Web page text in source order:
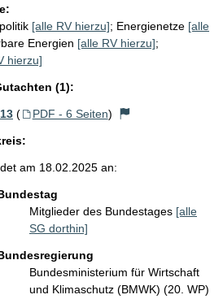
[alle RV hierzu]; Energienetze [alle
Energien [alle RV hierzu];
hierzu]
(1):
( PDF - 6 Seiten)
am 18.02.2025 an:
Mitglieder des Bundestages [alle
SG dorthin]
Bundesministerium für Wirtschaft
und Klimaschutz (BMWK) (20. WP)